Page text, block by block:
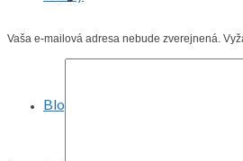
Blog
Vaša e-mailová adresa nebude zverejnená.